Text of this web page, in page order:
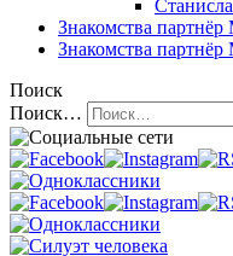
Знакомства партнёр
Знакомства партнёр
Поиск
Поиск…